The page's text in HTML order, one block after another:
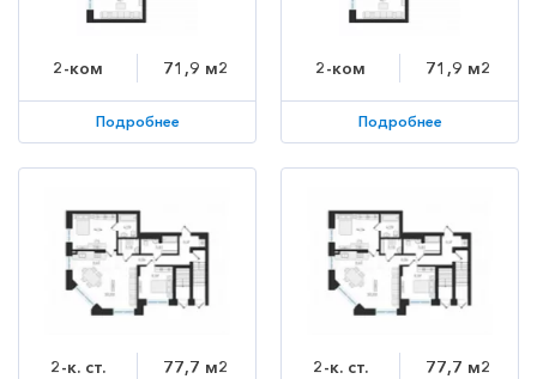
2-ком 71,9 м2
Подробнее
2-ком 71,9 м2
Подробнее
2-к. ст. 77,7 м2 2-к. ст. 77,7 м2